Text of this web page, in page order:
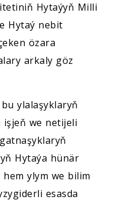
Hytaýyň Milli
Hytaý nebit
özara
arkaly göz
ylalaşyklaryň
işjeň we netijeli
Hytaýa hünär
ylym we bilim
esasda